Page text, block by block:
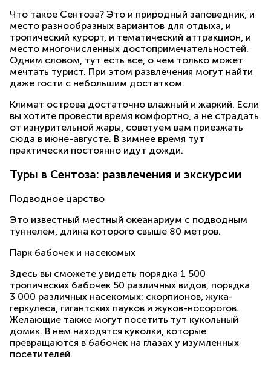
Что такое Сентоза? Это и природный заповедник, и
место разнообразных вариантов для отдыха, и
тропический курорт, и тематический аттракцион, и
место многочисленных достопримечательностей.
Одним словом, тут есть все, о чем только может
мечтать турист. При этом развлечения могут найти
даже гости с небольшим достатком.
Климат острова достаточно влажный и жаркий. Если
вы хотите провести время комфортно, а не страдать
от изнурительной жары, советуем вам приезжать
сюда в июне-августе. В зимнее время тут
практически постоянно идут дожди.
Туры в Сентоза: развлечения и экскурсии
Подводное царство
Это известный местный океанариум с подводным
туннелем, длина которого свыше 80 метров.
Парк бабочек и насекомых
Здесь вы сможете увидеть порядка 1 500
тропических бабочек 50 различных видов, порядка
3 000 различных насекомых: скорпионов, жука-
геркулеса, гигантских пауков и жуков-носорогов.
Желающие также могут посетить тут кукольный
домик. В нем находятся куколки, которые
превращаются в бабочек на глазах у изумленных
посетителей.